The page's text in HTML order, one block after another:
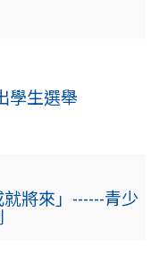
學生選舉
就將來」------青少